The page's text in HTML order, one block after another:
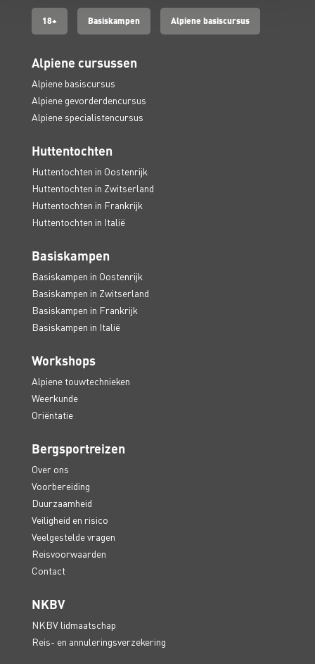
18+ Basiskampen Alpiene basiscursus
Alpiene cursussen
Alpiene basiscursus
Alpiene gevorderdencursus
Alpiene specialistencursus
Huttentochten
Huttentochten in Oostenrijk
Huttentochten in Zwitserland
Huttentochten in Frankrijk
Huttentochten in Italië
Basiskampen
Basiskampen in Oostenrijk
Basiskampen in Zwitserland
Basiskampen in Frankrijk
Basiskampen in Italië
Workshops
Alpiene touwtechnieken
Weerkunde
Oriëntatie
Bergsportreizen
Over ons
Voorbereiding
Duurzaamheid
Veiligheid en risico
Veelgestelde vragen
Reisvoorwaarden
Contact
NKBV
NKBV lidmaatschap
Reis- en annuleringsverzekering